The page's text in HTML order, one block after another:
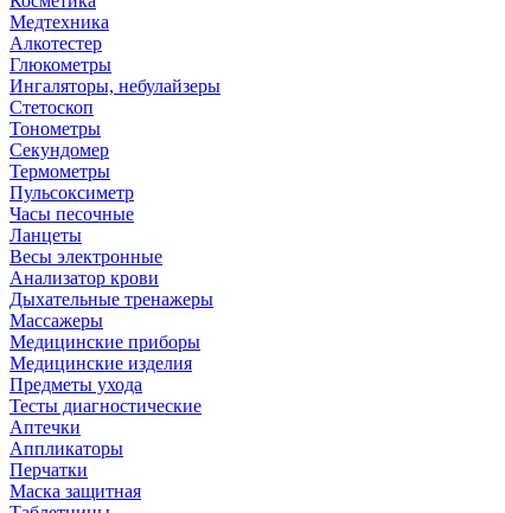
Медтехника
Алкотестер
Глюкометры
Ингаляторы, небулайзеры
Стетоскоп
Тонометры
Секундомер
Термометры
Пульсоксиметр
Часы песочные
Ланцеты
Весы электронные
Анализатор крови
Дыхательные тренажеры
Массажеры
Медицинские приборы
Медицинские изделия
Предметы ухода
Тесты диагностические
Аптечки
Аппликаторы
Перчатки
Маска защитная